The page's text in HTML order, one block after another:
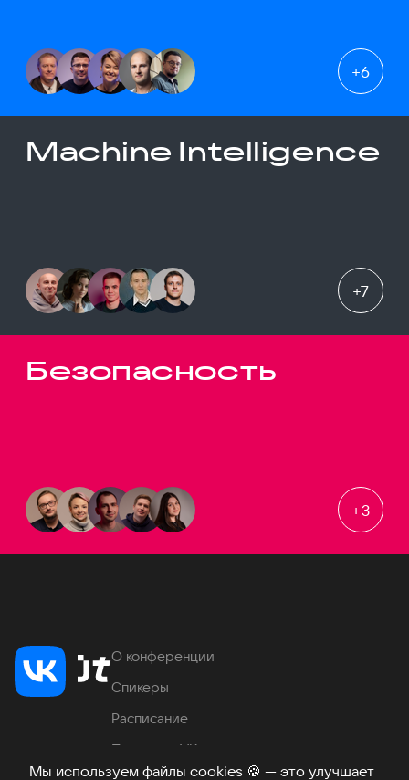
Мы используем файлы cookies 🍪 — это улучшает
+6
Machine Intelligence
+7
Безопасность
+3
О конференции
Спикеры
Расписание
Продукты VK